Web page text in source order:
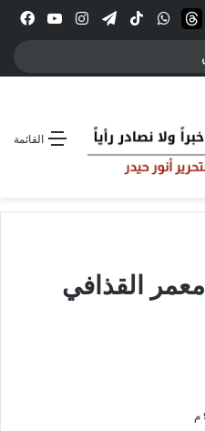
انستقرامتيلقرام‫TikTokواتسابthreadsTwitter
المظلم
القائمة
القذافي